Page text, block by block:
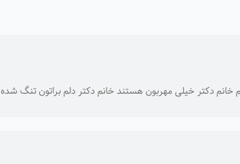
دکتر خیلی مهربون هستند خانم دکتر دلم براتون تنگ شده